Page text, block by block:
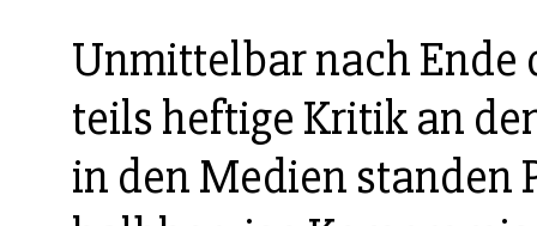
Unmittelbar nach Ende
teils heftige Kritik an
in den Medien standen